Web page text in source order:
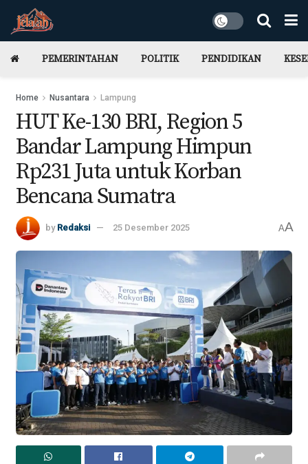
PEMERINTAHAN POLITIK PENDIDIKAN
Home Nusantara Lampung
HUT Ke-130 BRI, Region 5
Bandar Lampung Himpun
Rp231 Juta untuk Korban
Bencana Sumatra
by Redaksi 25 Desember 2025 AA